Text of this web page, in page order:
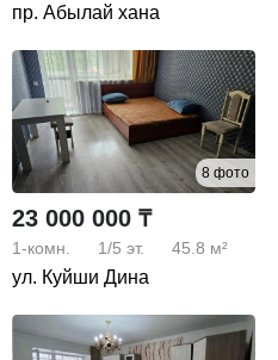
пр. Абылай хана
8 фото
23 000 000 ₸
1-комн. 1/5 эт. 45.8 м²
ул. Куйши Дина